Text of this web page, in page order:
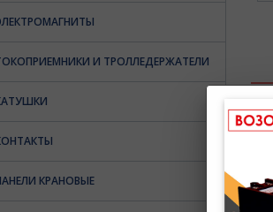
И ТРОЛЛЕДЕРЖАТЕЛИ
КРАНОВЫЕ